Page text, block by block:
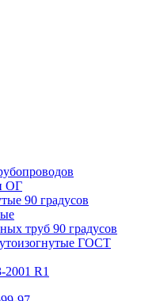
ОГ
90 градусов
труб 90 градусов
ГОСТ
R1